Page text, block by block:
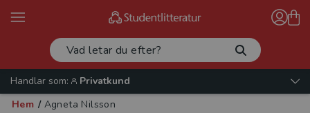
Handlar som:
Privatkund
Hem / Agneta Nilsson